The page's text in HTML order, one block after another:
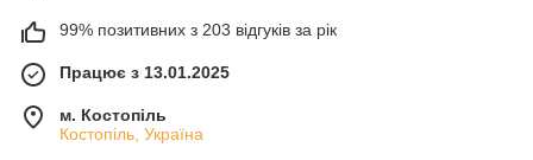
99% позитивних з 203 відгуків за рік
Працює з 13.01.2025
м. Костопіль
Костопіль, Україна